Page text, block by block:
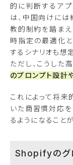
的に判断するア
は、中国向けに
教的制約を踏ま
時指定の最適化
するシナリオも想
ただし、こうした
のプロンプト設計
これによって将来
いた商習慣対応
るようになること
Shopifyのグ